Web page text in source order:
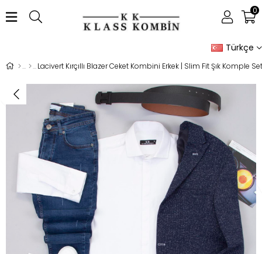
Türkçe
0
Lacivert Kırçıllı Blazer Ceket Kombini Erkek | Slim Fit Şık Komple Set